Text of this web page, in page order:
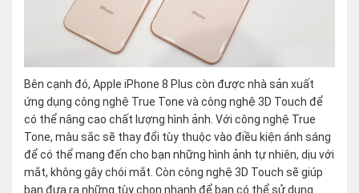
Bên cạnh đó, Apple iPhone 8 Plus còn được nhà sản xuất
ứng dụng công nghệ True Tone và công nghệ 3D Touch để
có thể nâng cao chất lượng hình ảnh. Với công nghệ True
Tone, màu sắc sẽ thay đổi tùy thuộc vào điều kiện ánh sáng
để có thể mang đến cho bạn những hình ảnh tự nhiên, dịu với
mắt, không gây chói mắt. Còn công nghệ 3D Touch sẽ giúp
bạn đưa ra những tùy chọn nhanh để bạn có thể sử dụng